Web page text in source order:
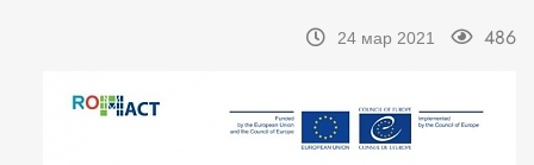
24 мар 2021 486